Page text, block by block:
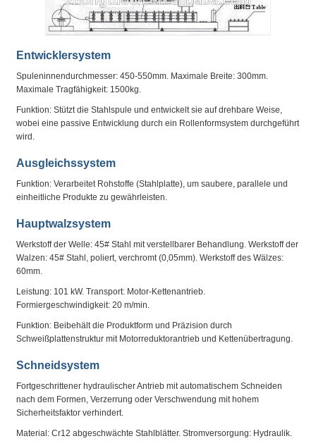
Entwicklersystem
Spuleninnendurchmesser: 450-550mm. Maximale Breite: 300mm.
Maximale Tragfähigkeit: 1500kg.
Funktion: Stützt die Stahlspule und entwickelt sie auf drehbare Weise,
wobei eine passive Entwicklung durch ein Rollenformsystem durchgeführt
wird.
Ausgleichssystem
Funktion: Verarbeitet Rohstoffe (Stahlplatte), um saubere, parallele und
einheitliche Produkte zu gewährleisten.
Hauptwalzsystem
Werkstoff der Welle: 45# Stahl mit verstellbarer Behandlung. Werkstoff der
Walzen: 45# Stahl, poliert, verchromt (0,05mm). Werkstoff des Wälzes:
60mm.
Leistung: 101 kW. Transport: Motor-Kettenantrieb.
Formiergeschwindigkeit: 20 m/min.
Funktion: Beibehält die Produktform und Präzision durch
Schweißplattenstruktur mit Motorreduktorantrieb und Kettenübertragung.
Schneidsystem
Fortgeschrittener hydraulischer Antrieb mit automatischem Schneiden
nach dem Formen, Verzerrung oder Verschwendung mit hohem
Sicherheitsfaktor verhindert.
Material: Cr12 abgeschwächte Stahlblätter. Stromversorgung: Hydraulik.